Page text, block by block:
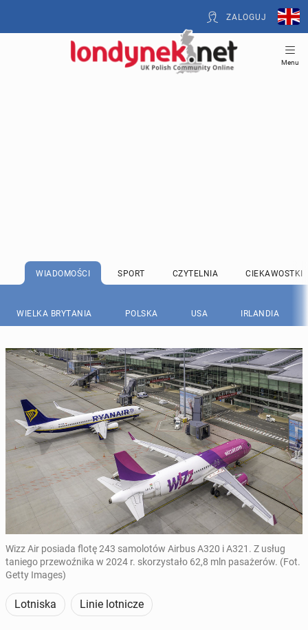
ZALOGUJ
Menu
WIADOMOŚCI SPORT CZYTELNIA CIEKAWOSTKI
WIELKA BRYTANIA POLSKA USA IRLANDIA
Wizz Air posiada flotę 243 samolotów Airbus A320 i A321. Z usług
taniego przewoźnika w 2024 r. skorzystało 62,8 mln pasażerów. (Fot.
Getty Images)
Lotniska Linie lotnicze